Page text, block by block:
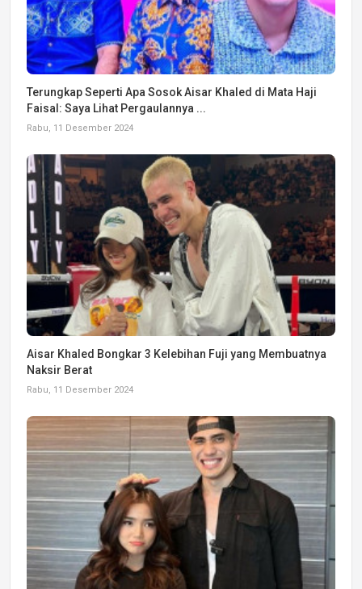
Terungkap Seperti Apa Sosok Aisar Khaled di Mata Haji
Faisal: Saya Lihat Pergaulannya ...
Rabu, 11 Desember 2024
Aisar Khaled Bongkar 3 Kelebihan Fuji yang Membuatnya
Naksir Berat
Rabu, 11 Desember 2024